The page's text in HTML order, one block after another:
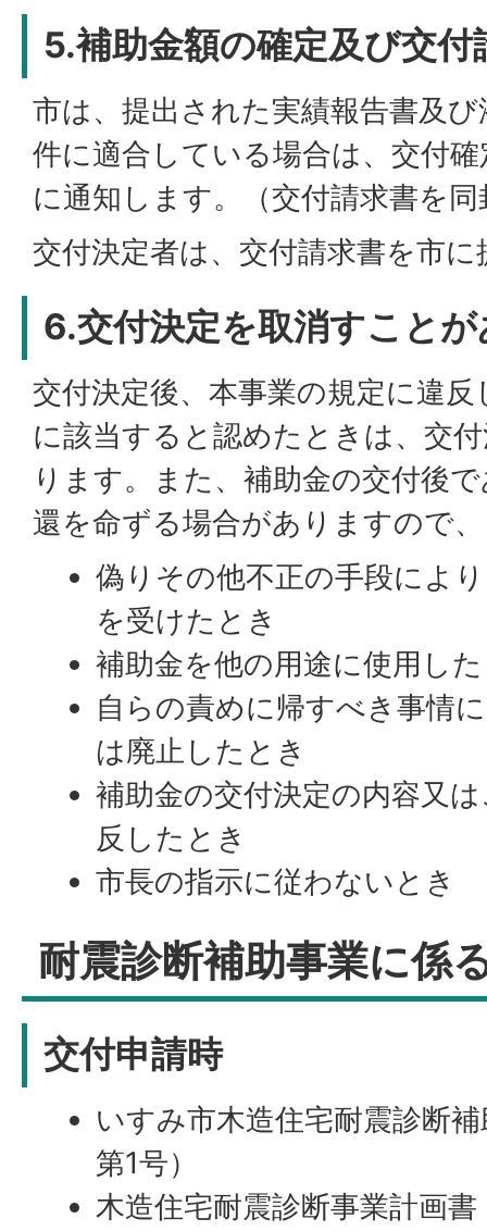
5.補助金額の確定及び交付
市は、提出された実績報告書及
件に適合している場合は、交付
に通知します。（交付請求書を
交付決定者は、交付請求書を市
6.交付決定を取消すこと
交付決定後、本事業の規定に違
に該当すると認めたときは、交
ります。また、補助金の交付後
還を命ずる場合がありますので
偽りその他不正の手段によ
を受けたとき
補助金を他の用途に使用し
自らの責めに帰すべき事情
は廃止したとき
補助金の交付決定の内容又
反したとき
市長の指示に従わないとき
耐震診断補助事業に係
交付申請時
いすみ市木造住宅耐震診断
第1号）
木造住宅耐震診断事業計画